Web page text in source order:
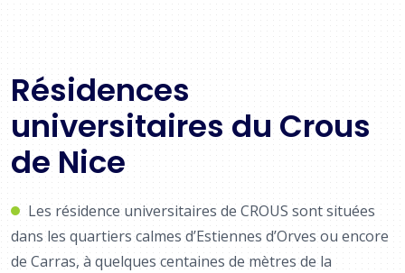
Résidences
universitaires du Crous
de Nice
Les résidence universitaires de CROUS sont situées
dans les quartiers calmes d’Estiennes d’Orves ou encore
de Carras, à quelques centaines de mètres de la